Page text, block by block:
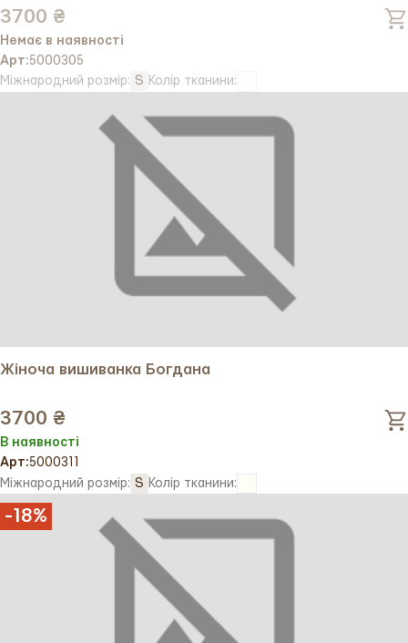
3700 ₴
Немає в наявності
Арт:5000305
Міжнародний розмір: S Колір тканини:
Жіноча вишиванка Богдана
3700 ₴
В наявності
Арт:5000311
Міжнародний розмір: S Колір тканини:
-18%